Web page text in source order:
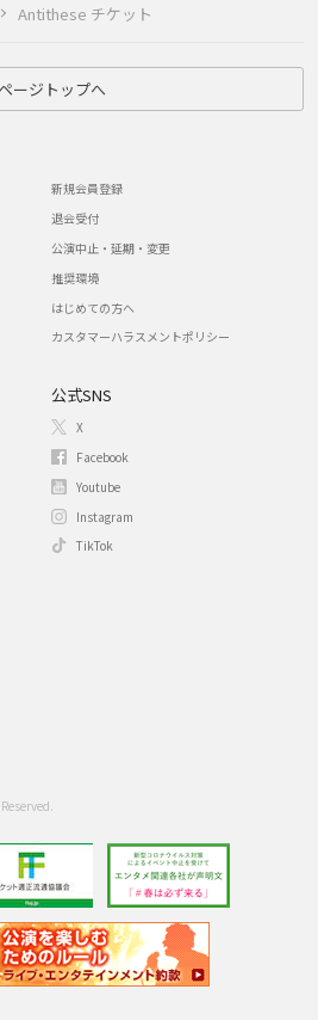
Antithese チケット
ージトップへ
新規会員登録
退会受付
公演中止・延期・変更
推奨環境
はじめての方へ
カスタマーハラスメントポリシー
公式SNS
X
Facebook
Youtube
Instagram
TikTok